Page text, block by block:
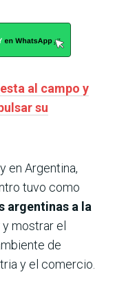
al campo y
su
en Argentina,
tuvo como
argentinas a la
y mostrar el
de
y el comercio.